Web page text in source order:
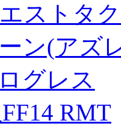
ストタ
ン(アズ
グレス
RMT